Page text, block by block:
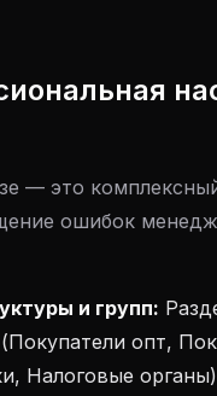
— это
ошибок
и групп:
опт,
Налоговые